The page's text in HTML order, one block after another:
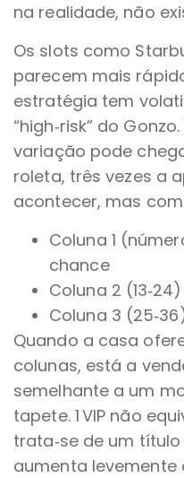
na realidade, não
Os slots como
parecem mais
estratégia tem
“high‑risk” do
variação pode
roleta, três vezes a
acontecer, mas
Coluna 1
chance
Coluna 2
Coluna 3
Quando a casa
colunas, está a
semelhante a um
tapete. 1 VIP não
trata‑se de um
aumenta levemente